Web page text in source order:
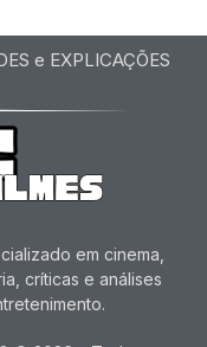
e EXPLICAÇÕES
em cinema,
críticas e análises